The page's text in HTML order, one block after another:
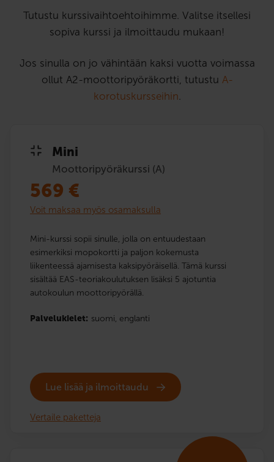
Tutustu kurssivaihtoehtoihimme. Valitse itsellesi
sopiva kurssi ja ilmoittaudu mukaan!
Jos sinulla on jo vähintään kaksi vuotta voimassa
ollut A2-moottoripyöräkortti, tutustu A-
korotuskursseihin.
Mini
Moottoripyöräkurssi (A)
569 €
Voit maksaa myös osamaksulla
Mini-kurssi sopii sinulle, jolla on entuudestaan
esimerkiksi mopokortti ja paljon kokemusta
liikenteessä ajamisesta kaksipyöräisellä. Tämä kurssi
sisältää EAS-teoriakoulutuksen lisäksi 5 ajotuntia
autokoulun moottoripyörällä.
Palvelukielet: suomi, englanti
Lue lisää ja ilmoittaudu
Vertaile paketteja